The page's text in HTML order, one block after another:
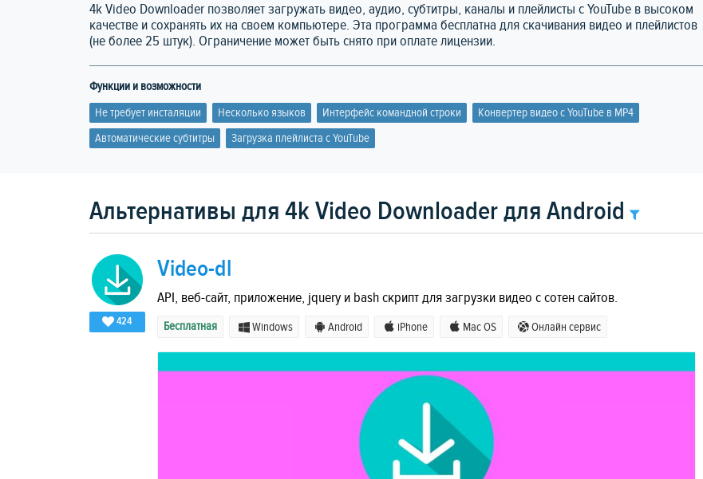
4k Video Downloader позволяет загружать видео, аудио, субтитры, каналы и плейлисты с YouTube в высоком
качестве и сохранять их на своем компьютере. Эта программа бесплатна для скачивания видео и плейлистов
(не более 25 штук). Ограничение может быть снято при оплате лицензии.
Функции и возможности
Не требует инсталяции
Несколько языков Интерфейс командной строки
Конвертер видео с YouTube в MP4
Автоматические субтитры
Загрузка плейлиста с YouTube
Альтернативы для 4k Video Downloader для Android
424
Video-dl
API, веб-сайт, приложение, jquery и bash скрипт для загрузки видео с сотен сайтов.
Бесплатная Windows Android iPhone Mac OS Онлайн сервис